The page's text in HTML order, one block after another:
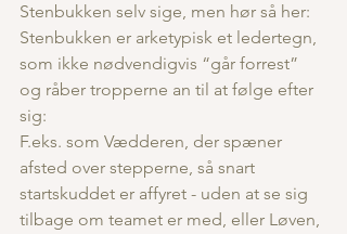
Stenbukken selv sige, men hør så her:
Stenbukken er arketypisk et ledertegn,
som ikke nødvendigvis “går forrest”
og råber tropperne an til at følge efter
sig:
F.eks. som Vædderen, der spæner
afsted over stepperne, så snart
startskuddet er affyret - uden at se sig
tilbage om teamet er med, eller Løven,